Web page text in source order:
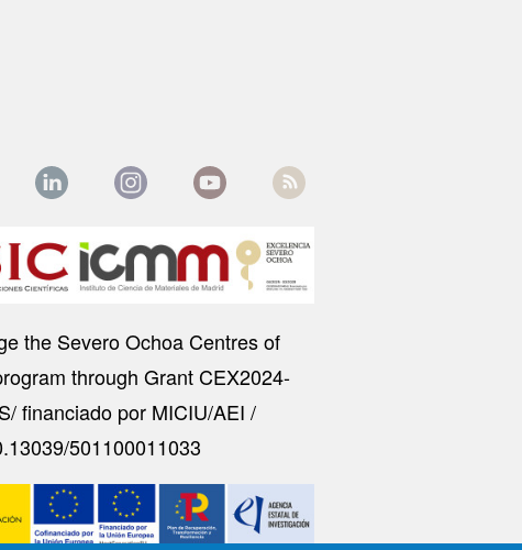
Image
the Severo Ochoa Centres of
through Grant CEX2024-
financiado por MICIU/AEI /
501100011033
Image